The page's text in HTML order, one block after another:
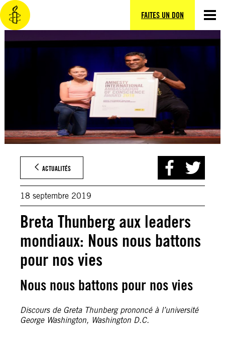
FAITES UN DON
Aller
au
contenu
ACTUALITÉS
18 septembre 2019
Breta Thunberg aux leaders
mondiaux: Nous nous battons
pour nos vies
Nous nous battons pour nos vies
Discours de Greta Thunberg prononcé à l’université
George Washington, Washington D.C.